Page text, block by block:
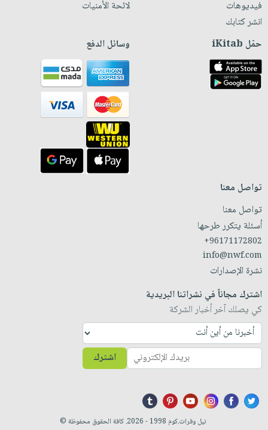
فيديوهات
انشر كتابك
لائحة الأمنيات
حمّل iKitab وسائل الدفع
تواصل معنا
تواصل معنا
أسئلة يتكرر طرحها
+96171172802
info@nwf.com
نشرة الإصدارات
اشترك مجاناً في نشراتنا البريدية
كي يصلك آخر أخبار الشركة
اشترك
نيل وفرات.كوم 1998 - 2026. كافة الحقوق محفوظة ©